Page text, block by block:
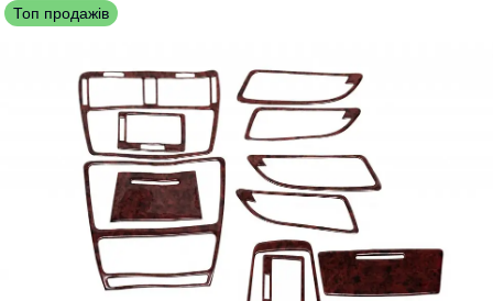
Топ продажів